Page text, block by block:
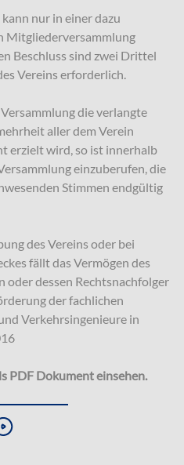
nur in einer dazu
Mitgliederversammlung
Beschluss sind zwei Drittel
Vereins erforderlich.
die verlangte
aller dem Verein
erzielt wird, so ist innerhalb
einzuberufen, die
Stimmen endgültig
des Vereins oder bei
fällt das Vermögen des
oder dessen Rechtsnachfolger
der fachlichen
Verkehrsingenieure in
PDF Dokument einsehen.